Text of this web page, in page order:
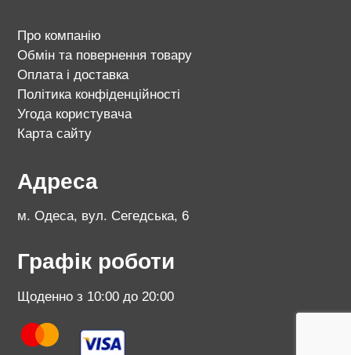
Про компанію
Обмін та повернення товару
Оплата і доставка
Політика конфіденційності
Угода користувача
Карта сайту
Адреса
м. Одеса, вул. Сегедська, 6
Графік роботи
Щоденно з 10:00 до 20:00